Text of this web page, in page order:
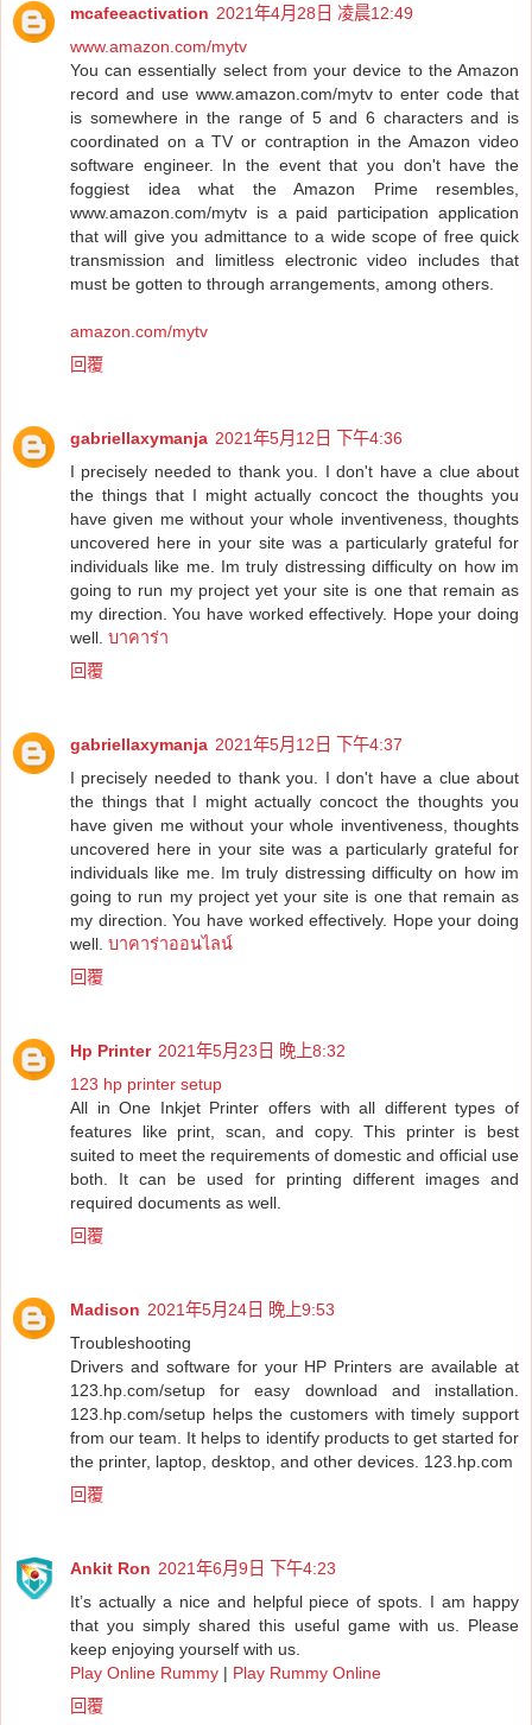
mcafeeactivation 2021年4月28日 凌晨12:49
www.amazon.com/mytv
You can essentially select from your device to the Amazon
record and use www.amazon.com/mytv to enter code that
is somewhere in the range of 5 and 6 characters and is
coordinated on a TV or contraption in the Amazon video
software engineer. In the event that you don't have the
foggiest idea what the Amazon Prime resembles,
www.amazon.com/mytv is a paid participation application
that will give you admittance to a wide scope of free quick
transmission and limitless electronic video includes that
must be gotten to through arrangements, among others.
amazon.com/mytv
回覆
gabriellaxymanja 2021年5月12日 下午4:36
I precisely needed to thank you. I don't have a clue about
the things that I might actually concoct the thoughts you
have given me without your whole inventiveness, thoughts
uncovered here in your site was a particularly grateful for
individuals like me. Im truly distressing difficulty on how im
going to run my project yet your site is one that remain as
my direction. You have worked effectively. Hope your doing
well. บาคาร่า
回覆
gabriellaxymanja 2021年5月12日 下午4:37
I precisely needed to thank you. I don't have a clue about
the things that I might actually concoct the thoughts you
have given me without your whole inventiveness, thoughts
uncovered here in your site was a particularly grateful for
individuals like me. Im truly distressing difficulty on how im
going to run my project yet your site is one that remain as
my direction. You have worked effectively. Hope your doing
well. บาคาร่าออนไลน์
回覆
Hp Printer 2021年5月23日 晚上8:32
123 hp printer setup
All in One Inkjet Printer offers with all different types of
features like print, scan, and copy. This printer is best
suited to meet the requirements of domestic and official use
both. It can be used for printing different images and
required documents as well.
回覆
Madison 2021年5月24日 晚上9:53
Troubleshooting
Drivers and software for your HP Printers are available at
123.hp.com/setup for easy download and installation.
123.hp.com/setup helps the customers with timely support
from our team. It helps to identify products to get started for
the printer, laptop, desktop, and other devices. 123.hp.com
回覆
Ankit Ron 2021年6月9日 下午4:23
It’s actually a nice and helpful piece of spots. I am happy
that you simply shared this useful game with us. Please
keep enjoying yourself with us.
Play Online Rummy | Play Rummy Online
回覆